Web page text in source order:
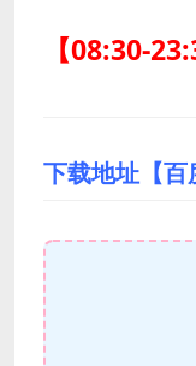
【08:30-
下载地址【百